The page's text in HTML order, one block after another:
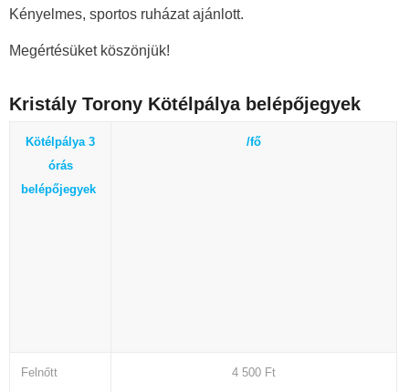
Kényelmes, sportos ruházat ajánlott.
Megértésüket köszönjük!
Kristály Torony Kötélpálya belépőjegyek
Kötélpálya 3
órás
belépőjegyek
/fő
Felnőtt 4 500 Ft